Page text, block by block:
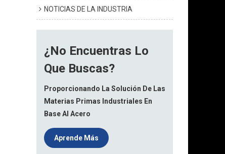
NOTICIAS DE LA INDUSTRIA
¿No Encuentras Lo
Que Buscas?
Proporcionando La Solución De Las
Materias Primas Industriales En
Base Al Acero
Aprende Más